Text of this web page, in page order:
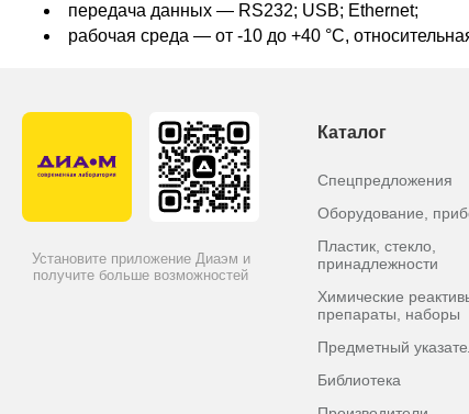
передача данных — RS232; USB; Ethernet;
рабочая среда — от -10 до +40 °C,
Установите приложение Диаэм и
получите больше возможностей
Каталог
Спецпредложения
Оборудование,
Пластик, стекло,
принадлежности
Химические
препараты, наборы
Предметный
Библиотека